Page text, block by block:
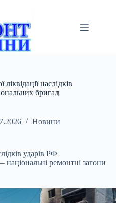
наслідків
бригад
Новини
ударів РФ
ремонтні загони